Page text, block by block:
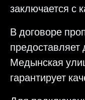
заключается с
В договоре
предоставляет
Медынская
гарантирует